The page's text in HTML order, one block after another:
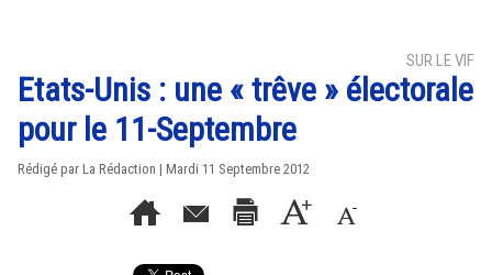
SUR LE VIF
Etats-Unis : une « trêve » électorale
pour le 11-Septembre
Rédigé par La Rédaction | Mardi 11 Septembre 2012